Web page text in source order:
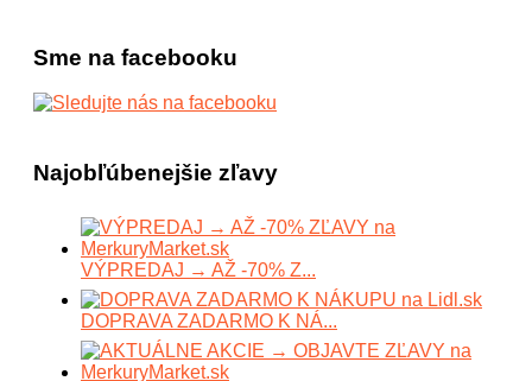
Sme na facebooku
Najobľúbenejšie zľavy
VÝPREDAJ → AŽ -70% Z...
DOPRAVA ZADARMO K NÁ...